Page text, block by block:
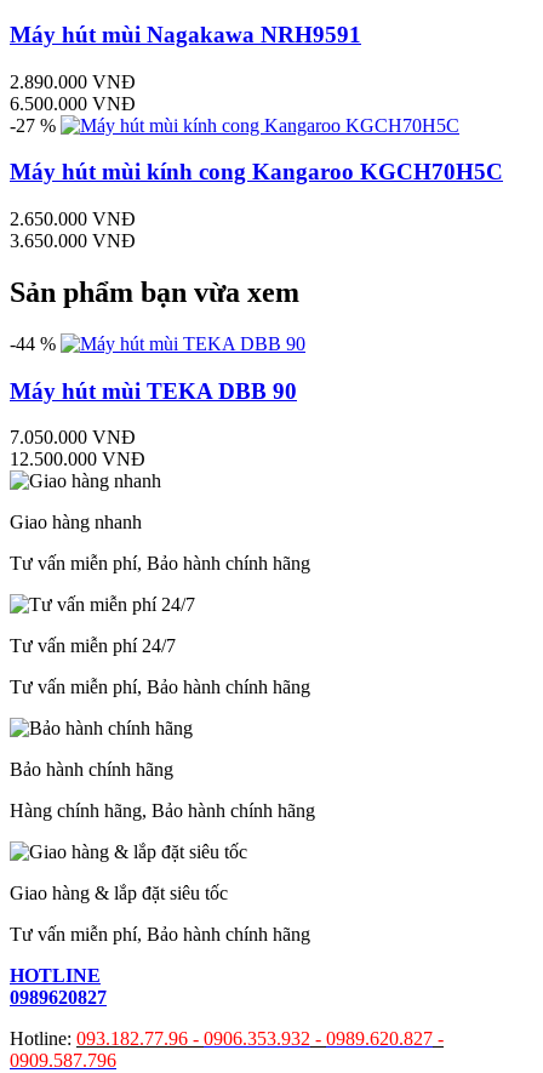
Máy hút mùi Nagakawa NRH9591
2.890.000 VNĐ
6.500.000 VNĐ
-27 %
Máy hút mùi kính cong Kangaroo KGCH70H5C
2.650.000 VNĐ
3.650.000 VNĐ
Sản phẩm bạn vừa xem
-44 %
Máy hút mùi TEKA DBB 90
7.050.000 VNĐ
12.500.000 VNĐ
Giao hàng nhanh
Tư vấn miễn phí, Bảo hành chính hãng
Tư vấn miễn phí 24/7
Tư vấn miễn phí, Bảo hành chính hãng
Bảo hành chính hãng
Hàng chính hãng, Bảo hành chính hãng
Giao hàng & lắp đặt siêu tốc
Tư vấn miễn phí, Bảo hành chính hãng
HOTLINE
0989620827
Hotline: 093.182.77.96 - 0906.353.932 - 0989.620.827 -
0909.587.796